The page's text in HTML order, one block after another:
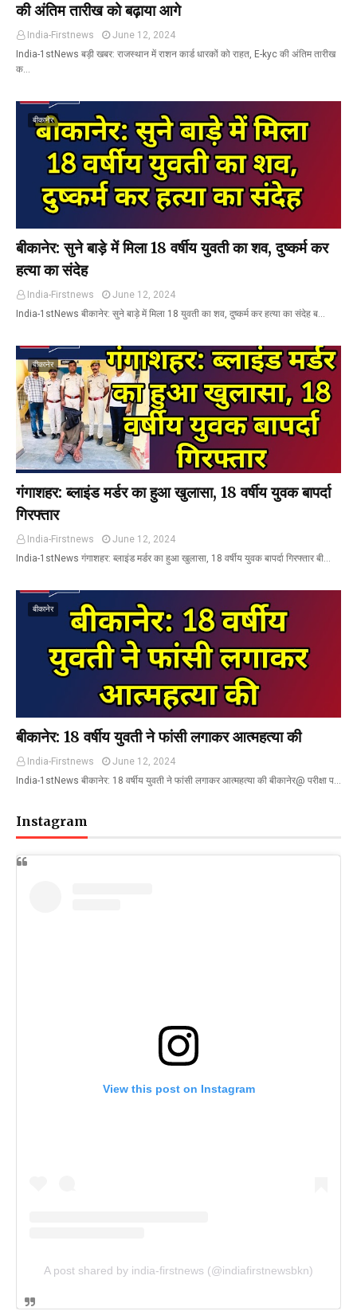
की अंतिम तारीख को बढ़ाया आगे
India-Firstnews
June 12, 2024
India-1stNews बड़ी खबर: राजस्थान में राशन कार्ड धारकों को राहत, E-kyc की अंतिम तारीख
क…
बीकानेर
बीकानेर: सुने बाड़े में मिला 18 वर्षीय युवती का शव, दुष्कर्म कर
हत्या का संदेह
India-Firstnews
June 12, 2024
India-1stNews बीकानेर: सुने बाड़े में मिला 18 युवती का शव, दुष्कर्म कर हत्या का संदेह ब…
बीकानेर
गंगाशहर: ब्लाइंड मर्डर का हुआ खुलासा, 18 वर्षीय युवक बापर्दा
गिरफ्तार
India-Firstnews
June 12, 2024
India-1stNews गंगाशहर: ब्लाइंड मर्डर का हुआ खुलासा, 18 वर्षीय युवक बापर्दा गिरफ्तार बी…
बीकानेर
बीकानेर: 18 वर्षीय युवती ने फांसी लगाकर आत्महत्या की
India-Firstnews
June 12, 2024
India-1stNews बीकानेर: 18 वर्षीय युवती ने फांसी लगाकर आत्महत्या की बीकानेर@ परीक्षा प…
Instagram
View this post on Instagram
A post shared by india-firstnews (@indiafirstnewsbkn)